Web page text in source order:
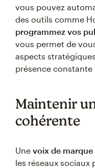
vous pouvez
des outils comme
programmez vos
vous permet de
aspects
présence constante
Maintenir
cohérente
Une voix de
les réseaux sociaux